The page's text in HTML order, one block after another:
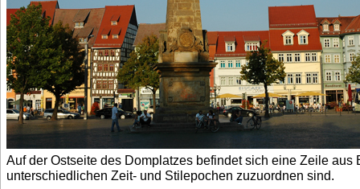
Auf der Ostseite des Domplatzes befindet sich eine Zeile aus
unterschiedlichen Zeit- und Stilepochen zuzuordnen sind.